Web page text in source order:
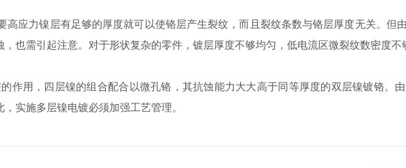
应力镍层有足够的厚度就可以使铬层产生裂纹，而且裂纹条数与铬层厚度无关。但
也需引起注意。对于形状复杂的零件，镀层厚度不够均匀，低电流区微裂纹数密度不
作用，四层镍的组合配合以微孔铬，其抗蚀能力大大高于同等厚度的双层镍镀铬。
实施多层镍电镀必须加强工艺管理。